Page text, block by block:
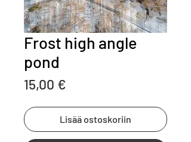
Frost high angle
pond
15,00 €
Lisää ostoskoriin